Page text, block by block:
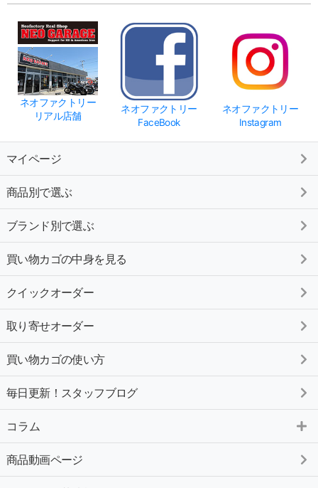
ネオファクトリー
リアル店舗
ネオファクトリー
FaceBook
ネオファクトリー
Instagram
マイページ
商品別で選ぶ
ブランド別で選ぶ
買い物カゴの中身を見る
クイックオーダー
取り寄せオーダー
買い物カゴの使い方
毎日更新！スタッフブログ
コラム
商品動画ページ